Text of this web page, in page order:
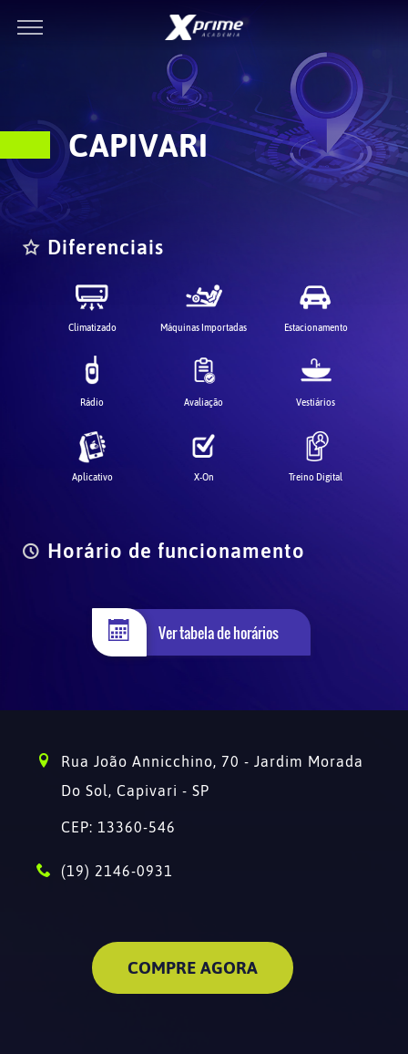
CAPIVARI
Diferenciais
Climatizado Máquinas Importadas Estacionamento
Rádio Avaliação Vestiários
Aplicativo X-On Treino Digital
Horário de funcionamento
Ver tabela de horários
Rua João Annicchino, 70 - Jardim Morada
Do Sol, Capivari - SP
CEP: 13360-546
(19) 2146-0931
COMPRE AGORA